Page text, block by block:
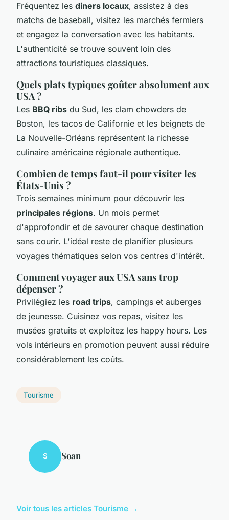
Fréquentez les diners locaux, assistez à des
matchs de baseball, visitez les marchés fermiers
et engagez la conversation avec les habitants.
L'authenticité se trouve souvent loin des
attractions touristiques classiques.
Quels plats typiques goûter absolument aux
USA ?
Les BBQ ribs du Sud, les clam chowders de
Boston, les tacos de Californie et les beignets de
La Nouvelle-Orléans représentent la richesse
culinaire américaine régionale authentique.
Combien de temps faut-il pour visiter les
États-Unis ?
Trois semaines minimum pour découvrir les
principales régions. Un mois permet
d'approfondir et de savourer chaque destination
sans courir. L'idéal reste de planifier plusieurs
voyages thématiques selon vos centres d'intérêt.
Comment voyager aux USA sans trop
dépenser ?
Privilégiez les road trips, campings et auberges
de jeunesse. Cuisinez vos repas, visitez les
musées gratuits et exploitez les happy hours. Les
vols intérieurs en promotion peuvent aussi réduire
considérablement les coûts.
Tourisme
S Soan
Voir tous les articles Tourisme →